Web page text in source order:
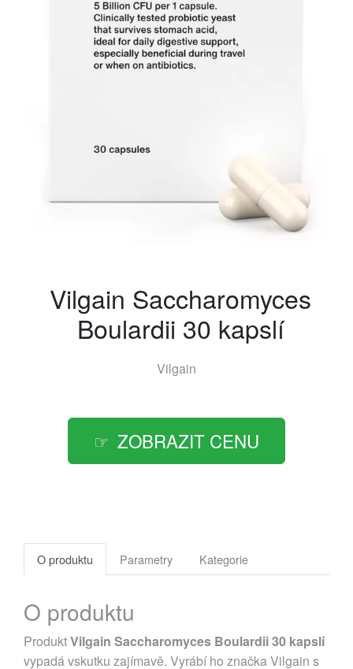
Vilgain Saccharomyces
Boulardii 30 kapslí
Vilgain
ZOBRAZIT CENU
O produktu Parametry Kategorie
O produktu
ProduktVilgain Saccharomyces Boulardii 30 kapslí
vypadá vskutku zajímavě. Vyrábí ho značka Vilgain s